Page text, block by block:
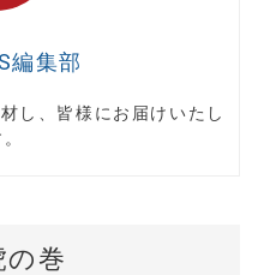
編集部
し、皆様にお届けいたし
の巻